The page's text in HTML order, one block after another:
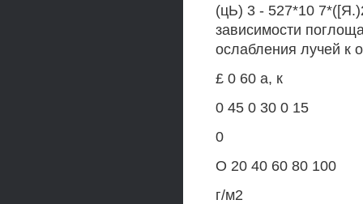
(цЬ) 3 - 527*10
зависимости
ослабления лучей к
£ 0 60 а, к
0 45 0 30 0 15
0
О 20 40 60 80 100
г/м2